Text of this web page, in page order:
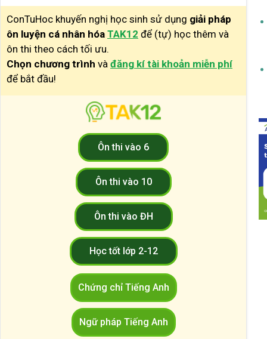
ConTuHoc khuyến nghị học sinh sử dụng giải pháp
ôn luyện cá nhân hóa TAK12 để (tự) học thêm và
ôn thi theo cách tối ưu.
Chọn chương trình và đăng kí tài khoản miễn phí
để bắt đầu!
Ôn thi vào 6
Ôn thi vào 10
Ôn thi vào ĐH
Học tốt lớp 2-12
Chứng chỉ Tiếng Anh
Ngữ pháp Tiếng Anh